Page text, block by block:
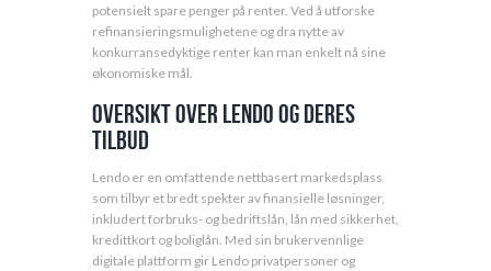
potensielt spare penger på renter. Ved å utforske
refinansieringsmulighetene og dra nytte av
konkurransedyktige renter kan man enkelt nå sine
økonomiske mål.
Oversikt over Lendo og deres
tilbud
Lendo er en omfattende nettbasert markedsplass
som tilbyr et bredt spekter av finansielle løsninger,
inkludert forbruks- og bedriftslån, lån med sikkerhet,
kredittkort og boliglån. Med sin brukervennlige
digitale plattform gir Lendo privatpersoner og